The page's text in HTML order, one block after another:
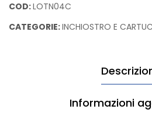
Originale
Brother
COD:LOTN04C
CATEGORIE:INCHIOSTRO E
Informazioni